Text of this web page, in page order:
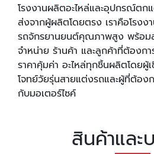
โรงงานผลิตอะไหล่และอุปกรณ์ตก
ส่งจากผู้ผลิตโดยตรง เราคือโรงง
รถจักรยานยนต์คุณภาพสูง พร้อม
จำหน่าย ร้านค้า และลูกค้าที่ต้องก
ราคาคุ้มค่า อะไหล่ทุกชิ้นผลิตโดย
โจทย์วัยรุ่นสายแต่งรถและผู้ที่ต้อง
กับมอเตอร์ไซค์
สินค้าและ